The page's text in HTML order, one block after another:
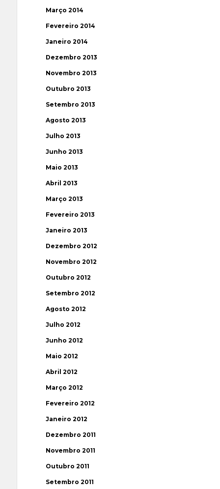
Março 2014
Fevereiro 2014
Janeiro 2014
Dezembro 2013
Novembro 2013
Outubro 2013
Setembro 2013
Agosto 2013
Julho 2013
Junho 2013
Maio 2013
Abril 2013
Março 2013
Fevereiro 2013
Janeiro 2013
Dezembro 2012
Novembro 2012
Outubro 2012
Setembro 2012
Agosto 2012
Julho 2012
Junho 2012
Maio 2012
Abril 2012
Março 2012
Fevereiro 2012
Janeiro 2012
Dezembro 2011
Novembro 2011
Outubro 2011
Setembro 2011